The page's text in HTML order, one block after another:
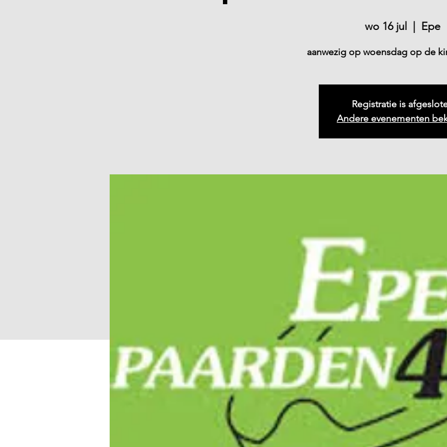
wo 16 jul Epe
aanwezig op woensdag op de
Registratie is
Andere evenementen